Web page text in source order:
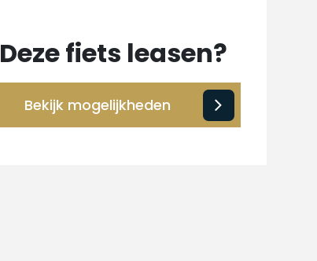
Deze fiets leasen?
Bekijk mogelijkheden